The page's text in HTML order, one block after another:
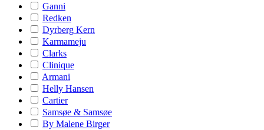
Ganni
Redken
Dyrberg Kern
Karmameju
Clarks
Clinique
Armani
Helly Hansen
Cartier
Samsøe & Samsøe
By Malene Birger